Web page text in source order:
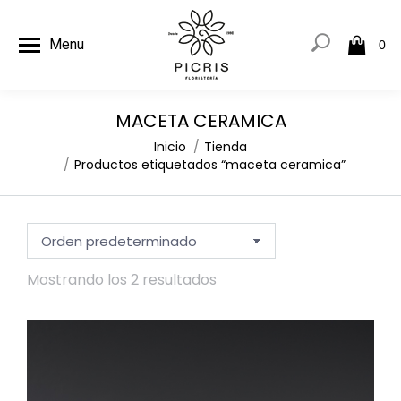
Menu 0
MACETA CERAMICA
Inicio
Tienda
Productos etiquetados “maceta ceramica”
Mostrando los 2 resultados